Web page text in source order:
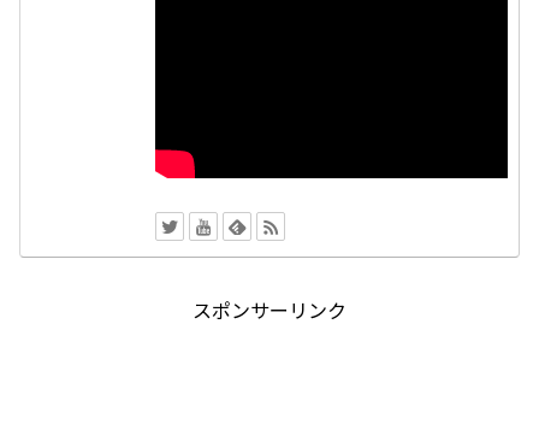
スポンサーリンク